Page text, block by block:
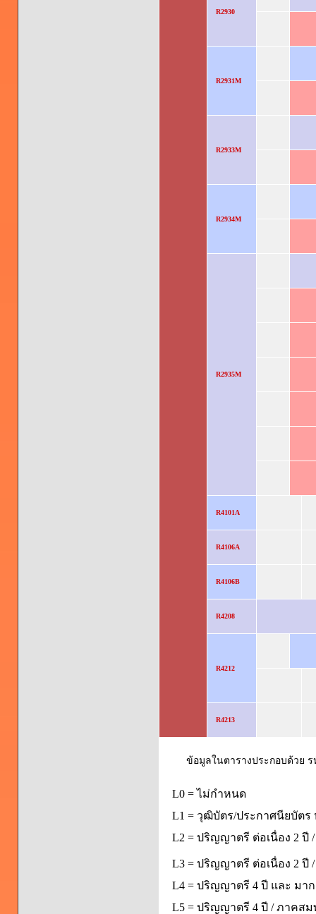
R2930
R2931M
R2933M
R2934M
R2935M
R4101A
R4106A
R4106B
R4208
R4212
R4213
ข้อมูลในตารางประกอบด้วย
L0 = ไม่กำหนด
L1 = วุฒิบัตร/ประกาศนียบัตร
L2 = ปริญญาตรี ต่อเนื่อง 2 ปี
L3 = ปริญญาตรี ต่อเนื่อง 2 ปี
L4 = ปริญญาตรี 4 ปี และ มา
L5 = ปริญญาตรี 4 ปี / ภาคส